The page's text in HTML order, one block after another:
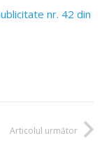
nr. 42 din
Articolul următor